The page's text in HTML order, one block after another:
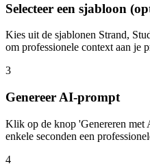
Selecteer een sjabloon
Kies uit de sjablonen Strand,
om professionele context aan je
3
Genereer AI-prompt
Klik op de knop 'Genereren met
enkele seconden een
4